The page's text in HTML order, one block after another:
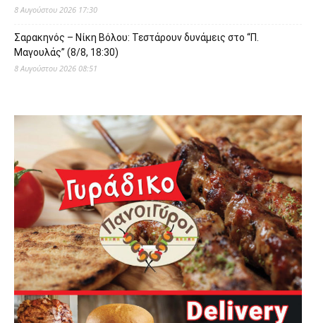
8 Αυγούστου 2026 17:30
Σαρακηνός – Νίκη Βόλου: Τεστάρουν δυνάμεις στο “Π.
Μαγουλάς” (8/8, 18:30)
8 Αυγούστου 2026 08:51